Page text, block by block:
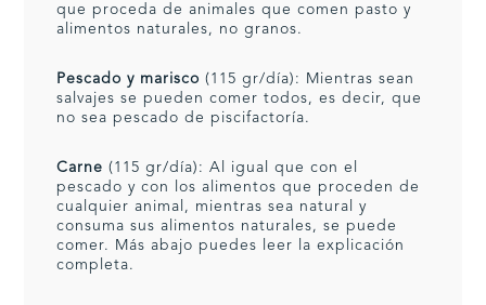
que proceda de animales que comen pasto y
alimentos naturales, no granos.
Pescado y marisco(115 gr/día): Mientras sean
salvajes se pueden comer todos, es decir, que
no sea pescado de piscifactoría.
Carne (115 gr/día): Al igual que con el
pescado y con los alimentos que proceden de
cualquier animal, mientras sea natural y
consuma sus alimentos naturales, se puede
comer. Más abajo puedes leer la explicación
completa.